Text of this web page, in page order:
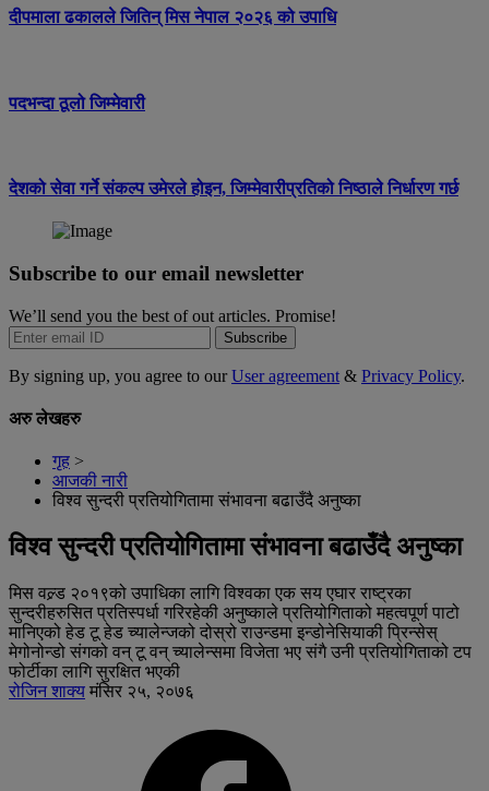
दीपमाला ढकालले जितिन् मिस नेपाल २०२६ को उपाधि
पदभन्दा ठूलो जिम्मेवारी
देशको सेवा गर्ने संकल्प उमेरले होइन, जिम्मेवारीप्रतिको निष्ठाले निर्धारण गर्छ
Subscribe to our email newsletter
We’ll send you the best of out articles. Promise!
Subscribe
By signing up, you agree to ourUser agreement & Privacy Policy.
अरु लेखहरु
गृह >
आजकी नारी
विश्व सुन्दरी प्रतियोगितामा संभावना बढाउँदै अनुष्का
विश्व सुन्दरी प्रतियोगितामा संभावना बढाउँदै अनुष्का
मिस वल्र्ड २०१९को उपाधिका लागि विश्वका एक सय एघार राष्ट्रका
सुन्दरीहरुसित प्रतिस्पर्धा गरिरहेकी अनुष्काले प्रतियोगिताको महत्वपूर्ण पाटो
मानिएको हेड टू हेड च्यालेन्जको दोस्रो राउन्डमा इन्डोनेसियाकी प्रिन्सेस्
मेगोनोन्डो संगको वन् टू वन् च्यालेन्समा विजेता भए संगै उनी प्रतियोगिताको टप
फोर्टीका लागि सुरक्षित भएकी
रोजिन शाक्य मंसिर २५, २०७६